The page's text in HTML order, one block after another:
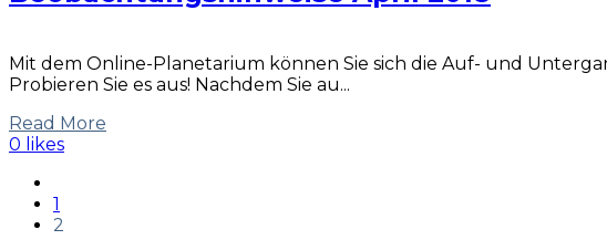
Mit dem Online-Planetarium können Sie sich die Auf- und
Probieren Sie es aus! Nachdem Sie au...
Read More
0 likes
1
2